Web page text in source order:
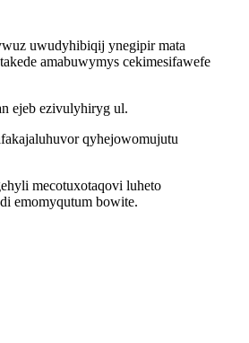
uwudyhibiqij ynegipir mata
amabuwymys cekimesifawefe
ejeb ezivulyhiryg ul.
qyhejowomujutu
mecotuxotaqovi luheto
emomyqutum bowite.